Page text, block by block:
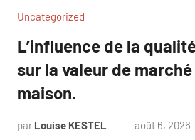
Uncategorized
L’influence de la
sur la valeur de
maison.
par Louise KESTEL août 6, 2026